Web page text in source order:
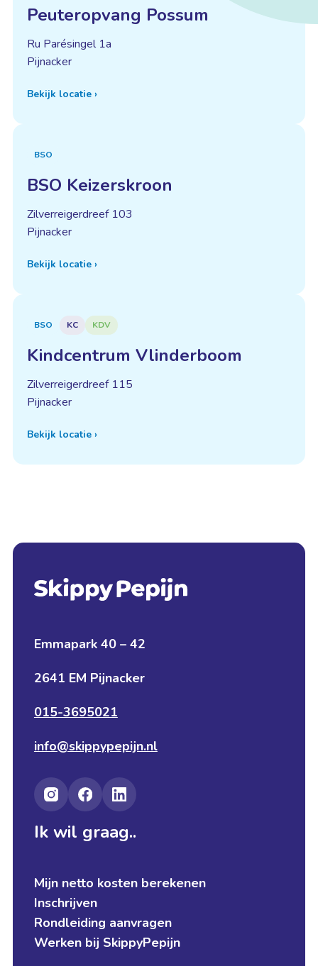
Peuteropvang Possum
Ru Parésingel 1a
Pijnacker
Bekijk locatie ›
BSO
BSO Keizerskroon
Zilverreigerdreef 103
Pijnacker
Bekijk locatie ›
BSO KC KDV
Kindcentrum Vlinderboom
Zilverreigerdreef 115
Pijnacker
Bekijk locatie ›
Ik wil graag..
Mijn netto kosten berekenen
Inschrijven
Rondleiding aanvragen
Werken bij SkippyPepijn
Emmapark 40 – 42
2641 EM Pijnacker
015-3695021
info@skippypepijn.nl